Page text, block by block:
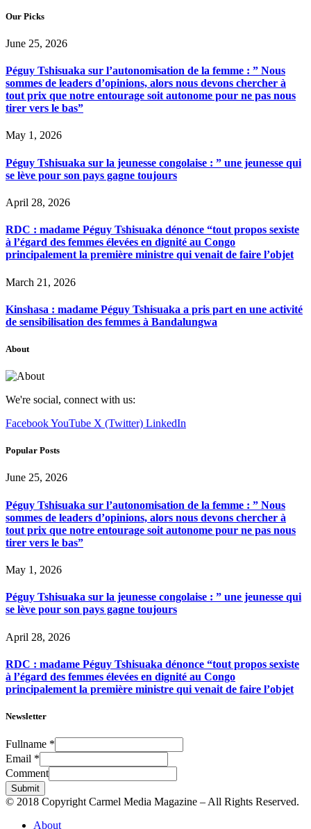
Our Picks
June 25, 2026
Péguy Tshisuaka sur l’autonomisation de la femme : ” Nous
sommes de leaders d’opinions, alors nous devons chercher à
tout prix que notre entourage soit autonome pour ne pas nous
tirer vers le bas”
May 1, 2026
Péguy Tshisuaka sur la jeunesse congolaise : ” une jeunesse qui
se lève pour son pays gagne toujours
April 28, 2026
RDC : madame Péguy Tshisuaka dénonce “tout propos sexiste
à l’égard des femmes élevées en dignité au Congo
principalement la première ministre qui venait de faire l’objet
March 21, 2026
Kinshasa : madame Péguy Tshisuaka a pris part en une activité
de sensibilisation des femmes à Bandalungwa
About
We're social, connect with us:
FacebookYouTube X (Twitter) LinkedIn
Popular Posts
June 25, 2026
Péguy Tshisuaka sur l’autonomisation de la femme : ” Nous
sommes de leaders d’opinions, alors nous devons chercher à
tout prix que notre entourage soit autonome pour ne pas nous
tirer vers le bas”
May 1, 2026
Péguy Tshisuaka sur la jeunesse congolaise : ” une jeunesse qui
se lève pour son pays gagne toujours
April 28, 2026
RDC : madame Péguy Tshisuaka dénonce “tout propos sexiste
à l’égard des femmes élevées en dignité au Congo
principalement la première ministre qui venait de faire l’objet
Newsletter
Fullname *
Email *
Comment
Submit
© 2018 Copyright Carmel Media Magazine – All Rights Reserved.
About